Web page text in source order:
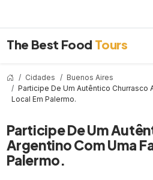
The Best Food Tours
Cidades
Buenos Aires
Participe De Um Autêntico Churrasco
Local Em Palermo.
Participe De Um
Argentino Com Uma
Palermo.